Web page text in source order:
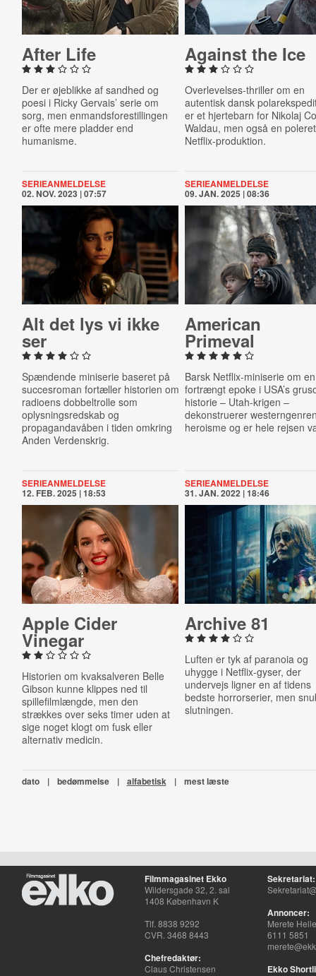
After Life
Der er øjeblikke af sandhed og
poesi i Ricky Gervais’ serie om
sorg, men enmandsforestillingen
er ofte mere pladder end
humanisme.
Against the Ice
Overlevelses-thriller om en
autentisk dansk
er et hjertebarn for Nikolaj
Waldau, men også en poleret
Netflix-produktion.
SERIEANMELDELSE
02. NOV. 2023 | 07:57
Alt det lys vi ikke
ser
Spændende miniserie baseret på
succesroman fortæller historien om
radioens dobbeltrolle som
oplysningsredskab og
propagandavåben i tiden omkring
Anden Verdenskrig.
SERIEANMELDELSE
09. JAN. 2025 | 08:36
American
Primeval
Barsk Netflix-miniserie om en
fortrængt epoke i USA’s
historie – Utah-krigen –
dekonstruerer
heroisme og er hele rejsen
SERIEANMELDELSE
12. FEB. 2025 | 18:53
Apple Cider
Vinegar
Historien om kvaksalveren Belle
Gibson kunne klippes ned til
spillefilmlængde, men den
strækkes over seks timer uden at
sige noget klogt om fusk eller
alternativ medicin.
SERIEANMELDELSE
31. JAN. 2022 | 18:46
Archive 81
Luften er tyk af paranoia og
uhygge i Netflix-gyser, der
undervejs ligner en af tidens
bedste horrorserier, men
slutningen.
dato | bedømmelse | alfabetisk | mest læste
Filmmagasinet Ekko
Wildersgade 32, 2. sal
1408 København K
Tlf. 8838 9292
CVR. 3468 8443
Chefredaktør:
Claus Christensen
Sekretariat:
Annoncer:
Merete
6111 5851
Ekko